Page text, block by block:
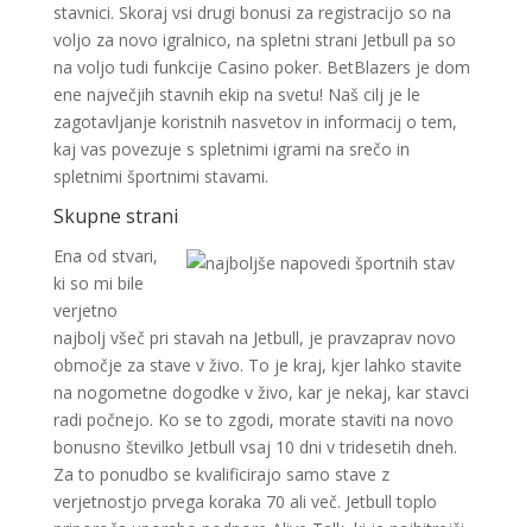
stavnici. Skoraj vsi drugi bonusi za registracijo so na
voljo za novo igralnico, na spletni strani Jetbull pa so
na voljo tudi funkcije Casino poker. BetBlazers je dom
ene največjih stavnih ekip na svetu! Naš cilj je le
zagotavljanje koristnih nasvetov in informacij o tem,
kaj vas povezuje s spletnimi igrami na srečo in
spletnimi športnimi stavami.
Skupne strani
Ena od stvari,
ki so mi bile
verjetno
najbolj všeč pri stavah na Jetbull, je pravzaprav novo
območje za stave v živo. To je kraj, kjer lahko stavite
na nogometne dogodke v živo, kar je nekaj, kar stavci
radi počnejo. Ko se to zgodi, morate staviti na novo
bonusno številko Jetbull vsaj 10 dni v tridesetih dneh.
Za to ponudbo se kvalificirajo samo stave z
verjetnostjo prvega koraka 70 ali več. Jetbull toplo